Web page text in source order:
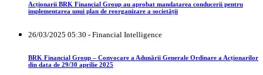
Acționarii BRK Financial Group au aprobat mandatarea conducerii pentru
implementarea unui plan de reorganizare a societății
26/03/2025 05:30 - Financial Intelligence
BRK Financial Group – Convocare a Adunării Generale Ordinare a Acționarilor
din data de 29/30 aprilie 2025